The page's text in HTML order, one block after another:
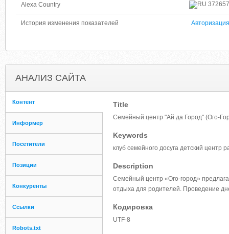
Alexa Country 372657
История изменения показателей Авторизация
АНАЛИЗ САЙТА
Контент
Информер
Посетители
Позиции
Конкуренты
Ссылки
Robots.txt
Title
Семейный центр "Ай да Город" (Ого-
Keywords
клуб семейного досуга детский центр
Description
Семейный центр «Ого-город»
отдыха для родителей. Проведение
Кодировка
UTF-8